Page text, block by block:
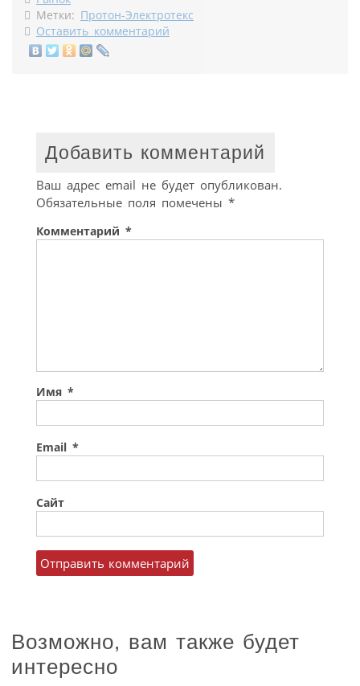
Метки: Протон-Электротекс
Оставить комментарий
Добавить комментарий
Ваш адрес email не будет опубликован.
Обязательные поля помечены *
Комментарий *
Имя *
Email *
Сайт
Возможно, вам также будет
интересно